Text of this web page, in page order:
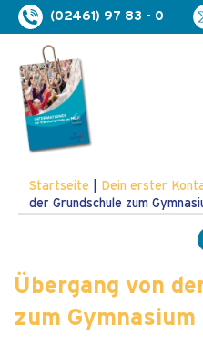
(02461) 97 83 - 0
Startseite Dein erster
der Grundschule zum
Übergang von
zum Gymnasium